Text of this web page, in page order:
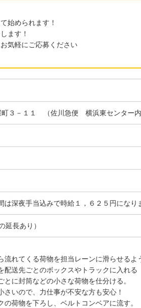
始められます！
ます！
気軽にご応募ください
町３－１１ （佐川急便 横浜東センター
深夜手当込みで時給１，６２５円になり
延長あり）
流れてくる荷物を担当レーンに滑らせるよ
配送先ごとのボックスやトラックに入れる
とに封筒などの小さな荷物を仕分ける。
さいので、力仕事が不安な方も安心！
の荷物を下ろし、ベルトコンベアに流す。